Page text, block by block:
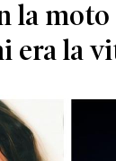
la
era la